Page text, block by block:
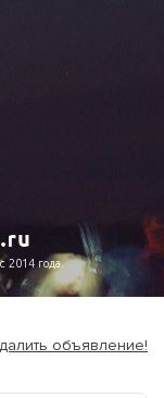
2014 года.
объявление!